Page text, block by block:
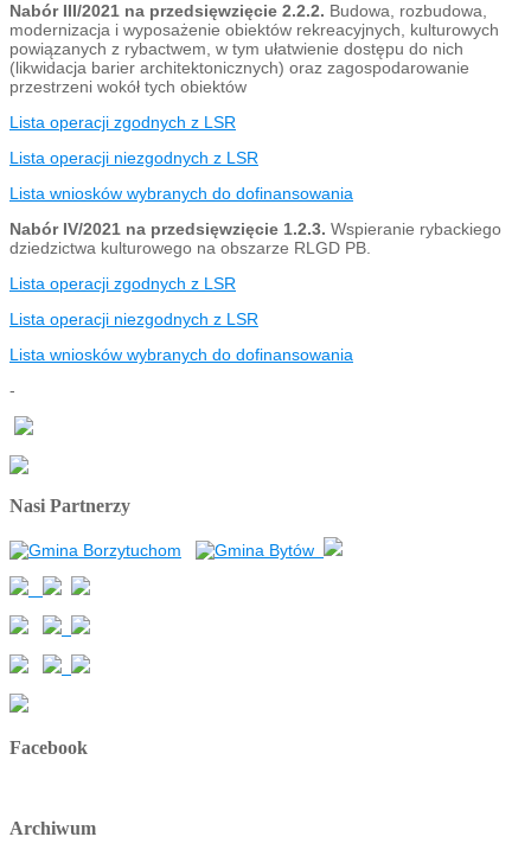
Nabór III/2021 na przedsięwzięcie 2.2.2. Budowa, rozbudowa,
modernizacja i wyposażenie obiektów rekreacyjnych, kulturowych
powiązanych z rybactwem, w tym ułatwienie dostępu do nich
(likwidacja barier architektonicznych) oraz zagospodarowanie
przestrzeni wokół tych obiektów
Lista operacji zgodnych z LSR
Lista operacji niezgodnych z LSR
Lista wniosków wybranych do dofinansowania
Nabór IV/2021 na przedsięwzięcie 1.2.3. Wspieranie rybackiego
dziedzictwa kulturowego na obszarze RLGD PB.
Lista operacji zgodnych z LSR
Lista operacji niezgodnych z LSR
Lista wniosków wybranych do dofinansowania
-
Nasi Partnerzy
Facebook
Archiwum